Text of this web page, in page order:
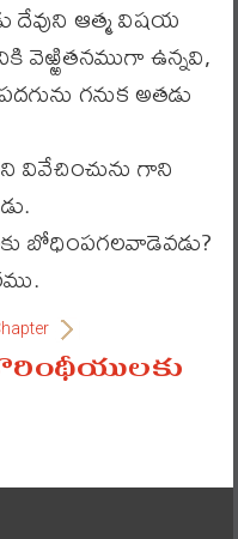
దేవుని ఆత్మ విషయ
వెఱ్ఱితనముగా ఉన్నవి,
గనుక అతడు
వివేచించును గాని
బోధింపగలవాడెవడు?